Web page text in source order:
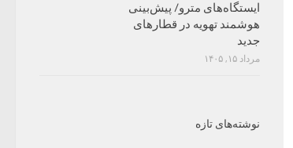
ایستگاه‌های مترو/ پیش‌بینی
هوشمند تهویه در قطارهای
جدید
مرداد ۱۵, ۱۴۰۵
نوشته‌های تازه